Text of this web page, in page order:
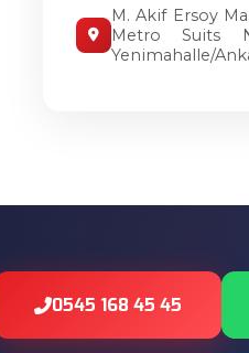
M. Akif Ersoy
Metro Suits
Yenimahalle/
0545 168 45 45